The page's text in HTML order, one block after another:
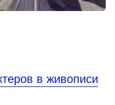
в живописи